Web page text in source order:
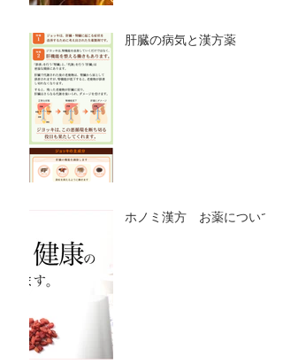
肝臓の病気と漢方薬
ホノミ漢方 お薬について